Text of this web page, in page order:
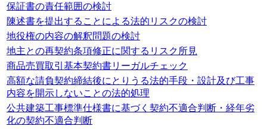
保証書の責任範囲の検討
陳述書を提出することによる法的リスクの検討
地役権の内容の解釈問題の検討
地主との再契約条項修正に関するリスク所見
商品売買取引基本契約書リーガルチェック
高額な請負契約締結後にとりうる法的手段・設計及び工事
内容を開示しないことの法的処理
公共建築工事標準仕様書に基づく契約不適合判断・経年劣
化の契約不適合判断